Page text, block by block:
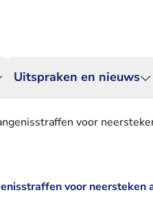
Uitspraken en nieuws
voor
voor neersteken